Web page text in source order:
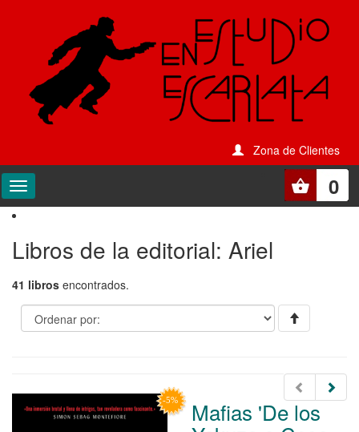
Zona de Clientes
0
Libros de la editorial: Ariel
41 libros encontrados.
Mafias 'De los